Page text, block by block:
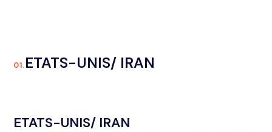
01.ETATS-UNIS/ IRAN
ETATS-UNIS/ IRAN